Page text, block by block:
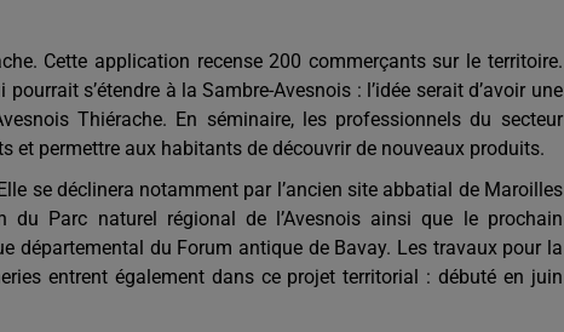
Cette application recense 200 commerçants sur le territoire.
s’étendre à la Sambre-Avesnois : l’idée serait d’avoir une
Thiérache. En séminaire, les professionnels du secteur
et permettre aux habitants de découvrir de nouveaux produits.
se déclinera notamment par l’ancien site abbatial de Maroilles
du Parc naturel régional de l’Avesnois ainsi que le prochain
départemental du Forum antique de Bavay. Les travaux pour la
entrent également dans ce projet territorial : débuté en juin